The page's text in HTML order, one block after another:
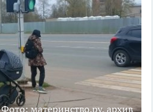
Фото: материнство.ру, архив